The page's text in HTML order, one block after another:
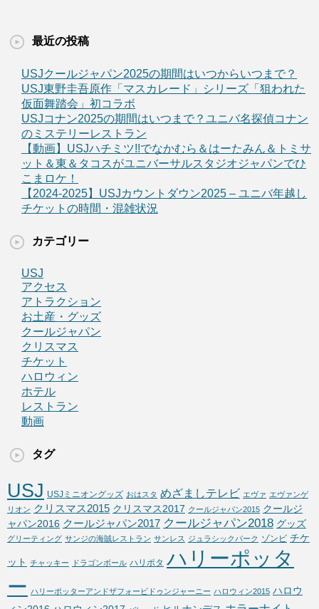
最近の投稿
USJクールジャパン2025の期間はいつからいつまで？
USJ東野圭吾原作「マスカレード」シリーズ「狙われた
仮面舞踏会」初コラボ
USJコナン2025の期間はいつまで？ユニバ名探偵コナン
のミステリーレストラン
【動画】USJハチミツ!!でなかむら＆はーたみん＆トミサ
ット＆東＆タコスがユニバーサルスタジオジャパンでひ
こまロケ！
【2024-2025】USJカウントダウン2025 – ユニバ年越し
チケットの時間・混雑状況
カテゴリー
USJ
アクセス
アトラクション
お土産・グッズ
クールジャパン
クリスマス
チケット
ハロウィン
ホテル
レストラン
動画
タグ
USJ USJミニオングッズ おはスタ めざましテレビ エヴァ エヴァンゲ
リオン クリスマス2015 クリスマス2017 クールジャパン2015 クールジ
ャパン2016 クールジャパン2017 クールジャパン2018 グッズ
グリーティング サンジの海賊レストラン サンレス ジュラシックパーク ゾンビ チケ
ット チャッキー ドラゴンボール ハリポタ ハリーポッタ
ー ハリーポッターアンドザフォービドゥンジャーニー ハロウィン2015 ハロウ